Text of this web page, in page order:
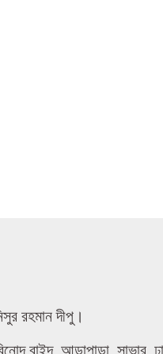
রহমান দীপু।
বাইদ, আড়াপাড়া, সাভার,